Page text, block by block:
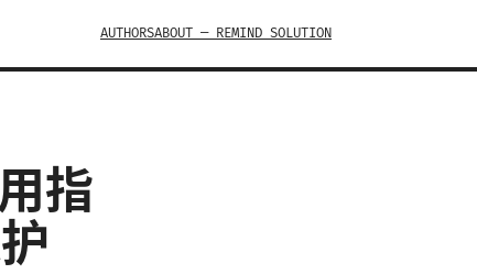
AUTHORSABOUT — REMIND SOLUTION
指